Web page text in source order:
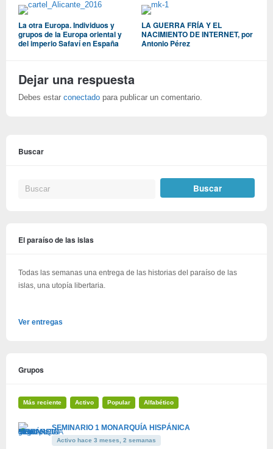
La otra Europa. Individuos y
grupos de la Europa oriental y
del imperio Safaví en España
LA GUERRA FRÍA Y EL
NACIMIENTO DE INTERNET, por
Antonio Pérez
Dejar una respuesta
Debes estar conectado para publicar un comentario.
Buscar
El paraíso de las islas
Todas las semanas una entrega de las historias del paraíso de las
islas, una utopía libertaria.
Ver entregas
Grupos
Más reciente Activo Popular Alfabético
SEMINARIO 1 MONARQUÍA HISPÁNICA
Activo hace 3 meses, 2 semanas